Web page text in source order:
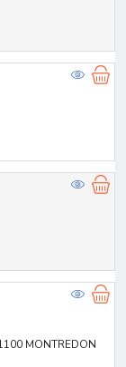
MONTREDON